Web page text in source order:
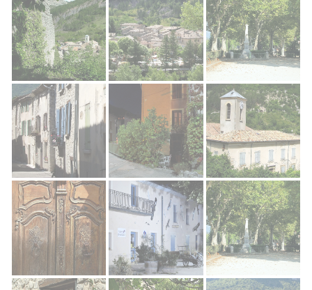
Rémuzat Village Rémuzat Village Rémuzat Village
Rémuzat Village Rémuzat Village Rémuzat Village
Rémuzat Village Rémuzat Village Rémuzat Village